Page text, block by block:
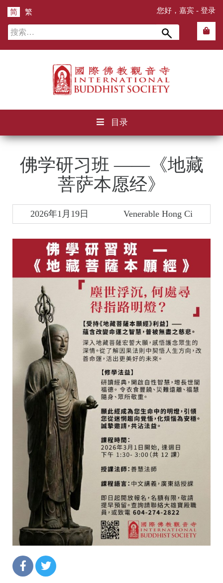
您好，嘉宾 - 登录
简 繁
搜
索：
目录
佛学研习班 ——《地藏
菩萨本愿经》
2026年1月19日 Venerable Hong Ci